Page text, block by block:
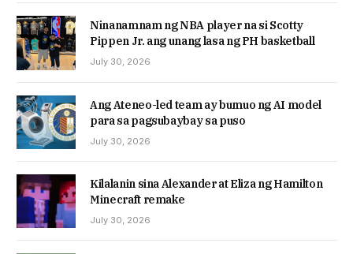
Ninanamnam ng NBA player na si Scotty
Pippen Jr. ang unang lasa ng PH basketball
July 30, 2026
Ang Ateneo-led team ay bumuo ng AI model
para sa pagsubaybay sa puso
July 30, 2026
Kilalanin sina Alexander at Eliza ng Hamilton
Minecraft remake
July 30, 2026